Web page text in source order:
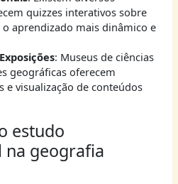
quizzes interativos sobre
aprendizado mais dinâmico e
: Museus de ciências
geográficas oferecem
e visualização de conteúdos
estudo
geografia